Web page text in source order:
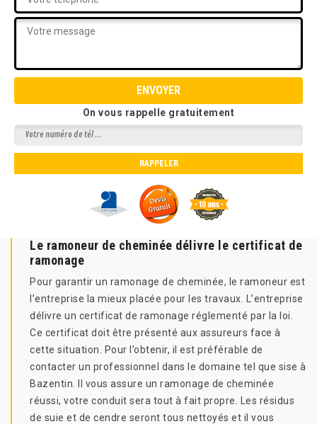
On vous rappelle gratuitement
Le ramoneur de cheminée délivre le certificat de
ramonage
Pour garantir un ramonage de cheminée, le ramoneur est
l’entreprise la mieux placée pour les travaux. L’entreprise
délivre un certificat de ramonage réglementé par la loi.
Ce certificat doit être présenté aux assureurs face à
cette situation. Pour l’obtenir, il est préférable de
contacter un professionnel dans le domaine tel que sise à
Bazentin. Il vous assure un ramonage de cheminée
réussi, votre conduit sera tout à fait propre. Les résidus
de suie et de cendre seront tous nettoyés et il vous